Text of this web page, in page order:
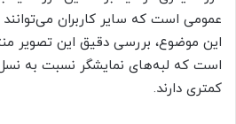
عمومی است که سایر کاربران می‌توانند
این موضوع، بررسی دقیق این تصویر
است که لبه‌های نمایشگر نسبت به
کمتری دارند.